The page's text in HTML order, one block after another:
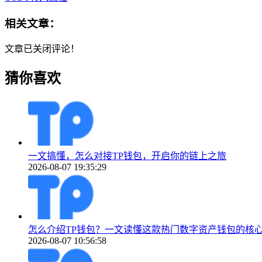
相关文章：
文章已关闭评论！
猜你喜欢
一文搞懂，怎么对接TP钱包，开启你的链上之旅
2026-08-07 19:35:29
怎么介绍TP钱包？一文读懂这款热门数字资产钱包的核
2026-08-07 10:56:58